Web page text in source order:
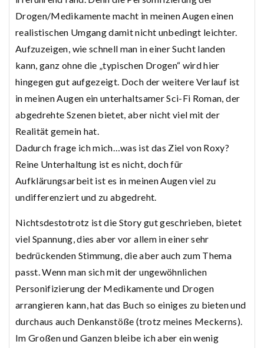
Drogen/Medikamente macht in meinen Augen einen
realistischen Umgang damit nicht unbedingt leichter.
Aufzuzeigen, wie schnell man in einer Sucht landen
kann, ganz ohne die „typischen Drogen“ wird hier
hingegen gut aufgezeigt. Doch der weitere Verlauf ist
in meinen Augen ein unterhaltsamer Sci-Fi Roman, der
abgedrehte Szenen bietet, aber nicht viel mit der
Realität gemein hat.
Dadurch frage ich mich…was ist das Ziel von Roxy?
Reine Unterhaltung ist es nicht, doch für
Aufklärungsarbeit ist es in meinen Augen viel zu
undifferenziert und zu abgedreht.
Nichtsdestotrotz ist die Story gut geschrieben, bietet
viel Spannung, dies aber vor allem in einer sehr
bedrückenden Stimmung, die aber auch zum Thema
passt. Wenn man sich mit der ungewöhnlichen
Personifizierung der Medikamente und Drogen
arrangieren kann, hat das Buch so einiges zu bieten und
durchaus auch Denkanstöße (trotz meines Meckerns).
Im Großen und Ganzen bleibe ich aber ein wenig